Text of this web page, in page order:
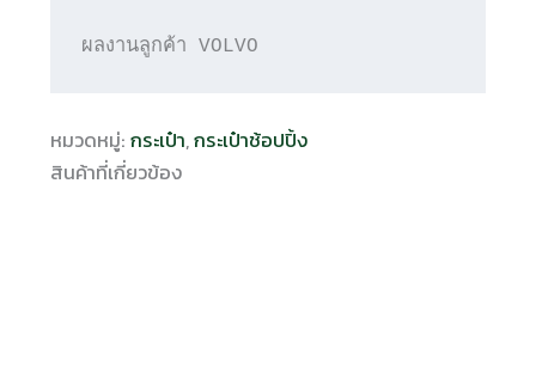
ผลงานลูกค้า VOLVO
หมวดหมู่: กระเป๋า,กระเป๋าช้อปปิ้ง
สินค้าที่เกี่ยวข้อง